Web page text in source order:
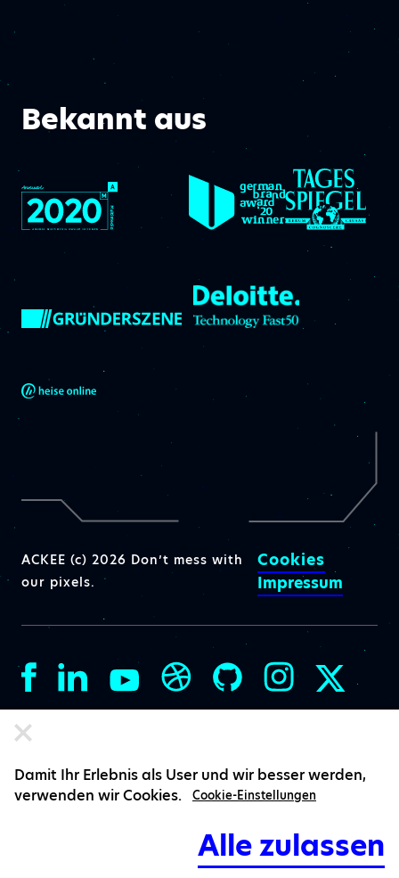
Bekannt aus
ACKEE (c) 2026 Don’t mess with
our pixels.
Cookies
Impressum
Damit Ihr Erlebnis als User und wir besser werden,
verwenden wir Cookies.
Cookie-Einstellungen
Alle zulassen